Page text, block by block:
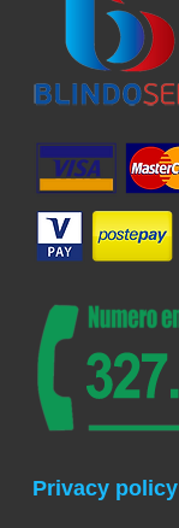
Privacy policy